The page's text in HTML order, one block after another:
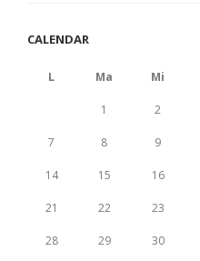
CALENDAR
L Ma Mi
1 2
7 8 9
14 15 16
21 22 23
28 29 30